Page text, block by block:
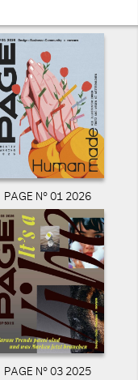
PAGE N° 01 2026
PAGE N° 03 2025